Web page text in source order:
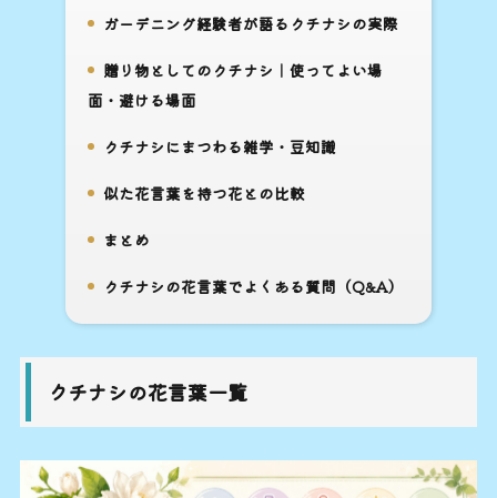
5.ガーデニング経験者が語るクチナシの実際
6.
贈り物としてのクチナシ｜使ってよい場
面・避ける場面
7.クチナシにまつわる雑学・豆知識
8.
似た花言葉を持つ花との比較
9.まとめ
10.
クチナシの花言葉でよくある質問（Q&A）
クチナシの花言葉一覧